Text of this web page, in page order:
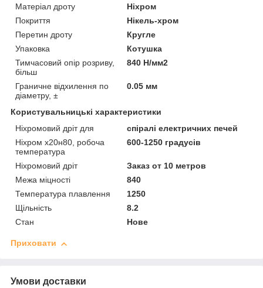
Матеріал дроту
Ніхром
Покриття
Нікель-хром
Перетин дроту
Кругле
Упаковка
Котушка
Тимчасовий опір розриву,
більш
840 Н/мм2
Граничне відхилення по
діаметру, ±
0.05 мм
Користувальницькі характеристики
Ніхромовий дріт для
спіралі електричних печей
Ніхром х20н80, робоча
температура
600-1250 градусів
Ніхромовий дріт
Заказ от 10 метров
Межа міцності
840
Температура плавлення
1250
Щільність
8.2
Стан
Нове
Приховати
Умови доставки